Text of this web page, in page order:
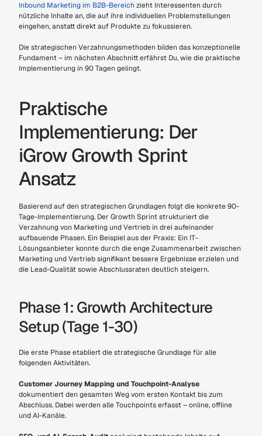
Inbound Marketing im B2B-Bereich zieht Interessenten durch
nützliche Inhalte an, die auf ihre individuellen Problemstellungen
eingehen, anstatt direkt auf Produkte zu fokussieren.
Die strategischen Verzahnungsmethoden bilden das konzeptionelle
Fundament – im nächsten Abschnitt erfährst Du, wie die praktische
Implementierung in 90 Tagen gelingt.
Praktische
Implementierung: Der
iGrow Growth Sprint
Ansatz
Basierend auf den strategischen Grundlagen folgt die konkrete 90-
Tage-Implementierung. Der Growth Sprint strukturiert die
Verzahnung von Marketing und Vertrieb in drei aufeinander
aufbauende Phasen. Ein Beispiel aus der Praxis: Ein IT-
Lösungsanbieter konnte durch die enge Zusammenarbeit zwischen
Marketing und Vertrieb signifikant bessere Ergebnisse erzielen und
die Lead-Qualität sowie Abschlussraten deutlich steigern.
Phase 1: Growth Architecture
Setup (Tage 1-30)
Die erste Phase etabliert die strategische Grundlage für alle
folgenden Aktivitäten.
Customer Journey Mapping und Touchpoint-Analyse
dokumentiert den gesamten Weg vom ersten Kontakt bis zum
Abschluss. Dabei werden alle Touchpoints erfasst – online, offline
und AI-Kanäle.